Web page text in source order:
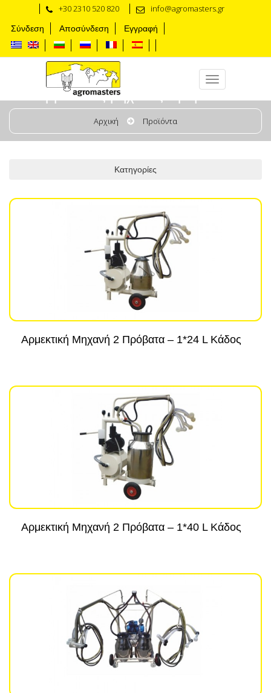
+30 2310 520 820 info@agromasters.gr
Σύνδεση Αποσύνδεση Εγγραφή
Αρμεκτικές μηχανές προβάτων
Αρχική Προϊόντα
Κατηγορίες
Αρμεκτική Μηχανή 2 Πρόβατα – 1*24 L Κάδος
Αρμεκτική Μηχανή 2 Πρόβατα – 1*40 L Κάδος